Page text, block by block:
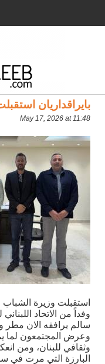
بايراقداريان
May 17, 2026 at 11:48
استقبلت وزيرة الشباب
وفداً من الاتحاد
سالم يرافقه الان مطر
وعرض المجتمعون لما
وثقافي للبنان، ومن
البارزة التي مرت في